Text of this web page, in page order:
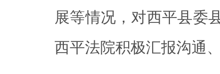
展等情况，对西平县委
西平法院积极汇报沟通